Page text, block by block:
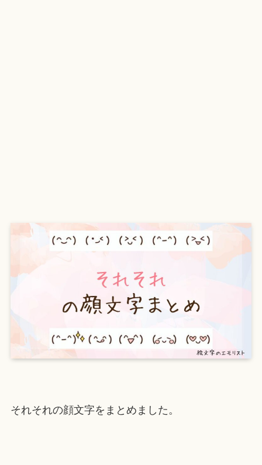
それそれの顔文字をまとめました。